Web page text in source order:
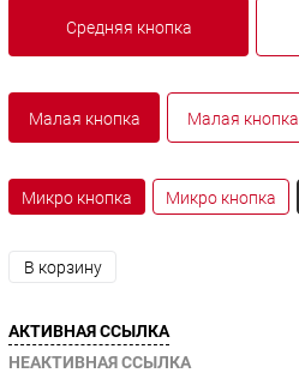
Средняя кнопка
Малая кнопка Малая кнопка
Микро кнопка Микро кнопка
В корзину
АКТИВНАЯ ССЫЛКА
НЕАКТИВНАЯ ССЫЛКА